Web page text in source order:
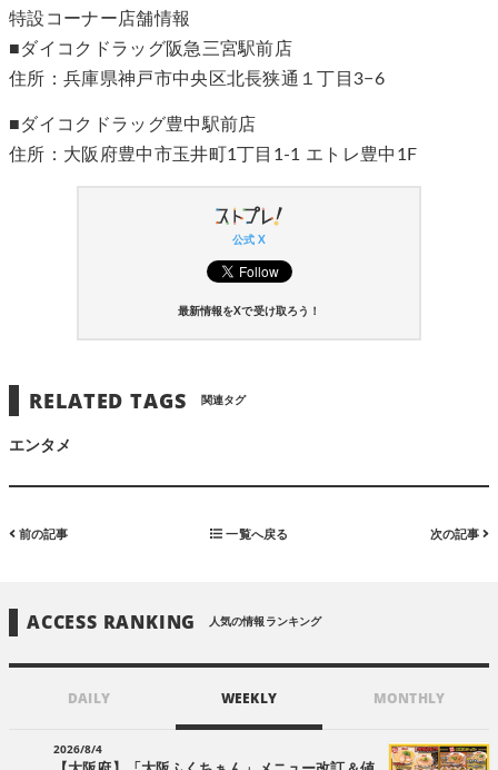
特設コーナー店舗情報
■ダイコクドラッグ阪急三宮駅前店
住所：兵庫県神戸市中央区北長狭通１丁目3−6
■ダイコクドラッグ豊中駅前店
住所：大阪府豊中市玉井町1丁目1-1 エトレ豊中1F
公式 X
最新情報をXで受け取ろう！
RELATED TAGS 関連タグ
エンタメ
前の記事 一覧へ戻る 次の記事
ACCESS RANKING 人気の情報ランキング
DAILY WEEKLY MONTHLY
2026/8/4